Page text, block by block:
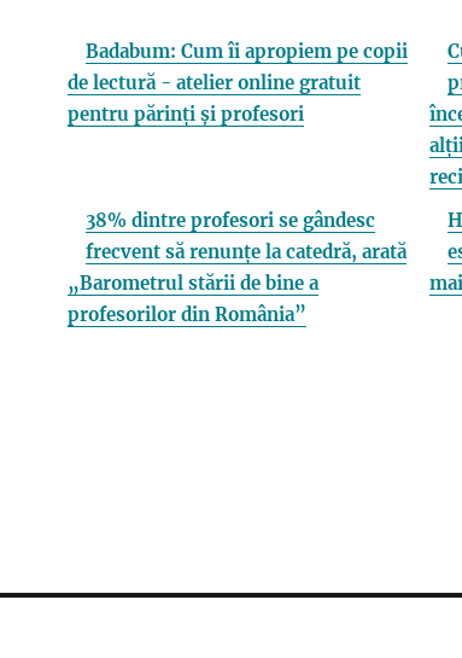
Badabum: Cum îi apropiem pe copii
de lectură - atelier online gratuit
pentru părinți și profesori
38% dintre profesori se gândesc
frecvent să renunțe la catedră, arată
„Barometrul stării de bine a
profesorilor din România”